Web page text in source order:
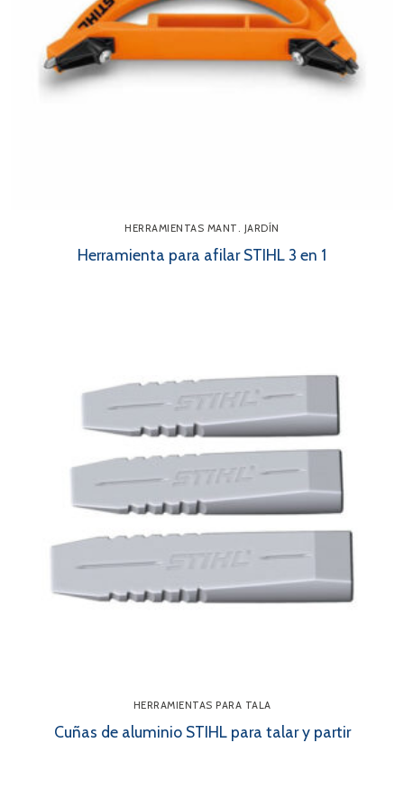
HERRAMIENTAS MANT. JARDÍN
Herramienta para afilar STIHL 3 en 1
HERRAMIENTAS PARA TALA
Cuñas de aluminio STIHL para talar y partir